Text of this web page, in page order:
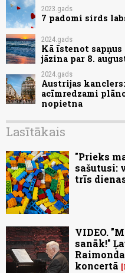
2023.gads
7 padomi sirds
2024.gads
Kā īstenot
jāzina par 8.
2024.gads
Austrijas
acīmredzami
nopietna
Lasītākais
"Prieks
sašutusi:
trīs
VIDEO.
sanāk!"
koncertā